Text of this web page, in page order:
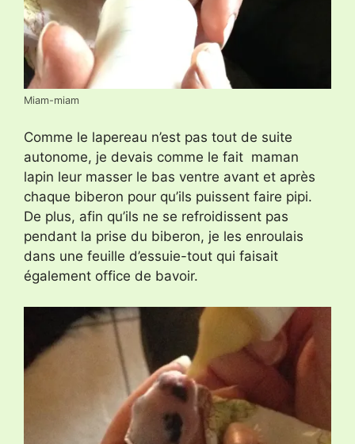
Miam-miam
Comme le lapereau n’est pas tout de suite
autonome, je devais comme le fait maman
lapin leur masser le bas ventre avant et après
chaque biberon pour qu’ils puissent faire pipi.
De plus, afin qu’ils ne se refroidissent pas
pendant la prise du biberon, je les enroulais
dans une feuille d’essuie-tout qui faisait
également office de bavoir.